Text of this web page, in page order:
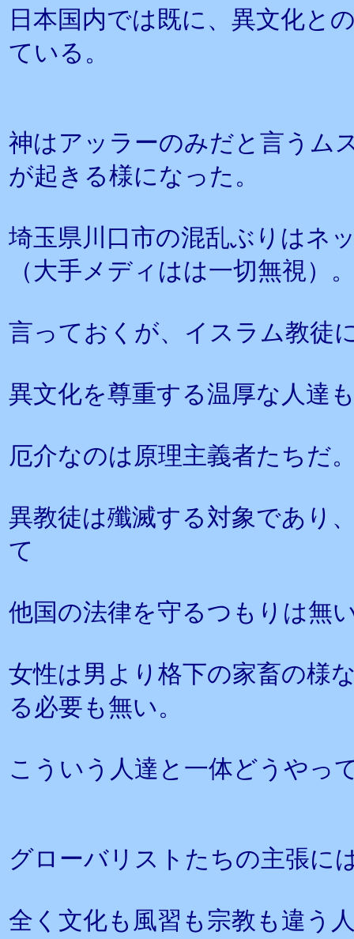
日本国内では既に、異文化と
ている。
神はアッラーのみだと言うム
が起きる様になった。
埼玉県川口市の混乱ぶりはネ
（大手メディはは一切無視）
言っておくが、イスラム教徒
異文化を尊重する温厚な人達
厄介なのは原理主義者たちだ
異教徒は殲滅する対象であり
て
他国の法律を守るつもりは無
女性は男より格下の家畜の様
る必要も無い。
こういう人達と一体どうやっ
グローバリストたちの主張に
全く文化も風習も宗教も違う